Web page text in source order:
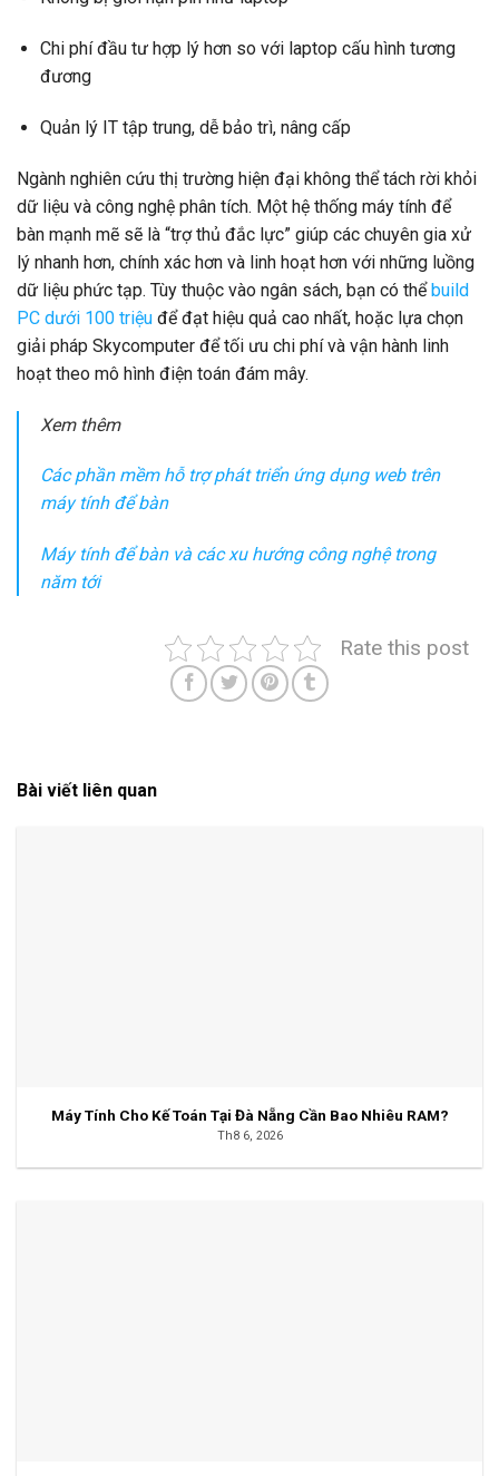
Chi phí đầu tư hợp lý hơn so với laptop cấu hình tương
đương
Quản lý IT tập trung, dễ bảo trì, nâng cấp
Ngành nghiên cứu thị trường hiện đại không thể tách rời khỏi
dữ liệu và công nghệ phân tích. Một hệ thống máy tính để
bàn mạnh mẽ sẽ là “trợ thủ đắc lực” giúp các chuyên gia xử
lý nhanh hơn, chính xác hơn và linh hoạt hơn với những luồng
dữ liệu phức tạp. Tùy thuộc vào ngân sách, bạn có thểbuild
PC dưới 100 triệu để đạt hiệu quả cao nhất, hoặc lựa chọn
giải pháp Skycomputer để tối ưu chi phí và vận hành linh
hoạt theo mô hình điện toán đám mây.
Xem thêm
Các phần mềm hỗ trợ phát triển ứng dụng web trên
máy tính để bàn
Máy tính để bàn và các xu hướng công nghệ trong
năm tới
Rate this post
Bài viết liên quan
Máy Tính Cho Kế Toán Tại Đà Nẵng Cần Bao Nhiêu RAM?
Th8 6, 2026